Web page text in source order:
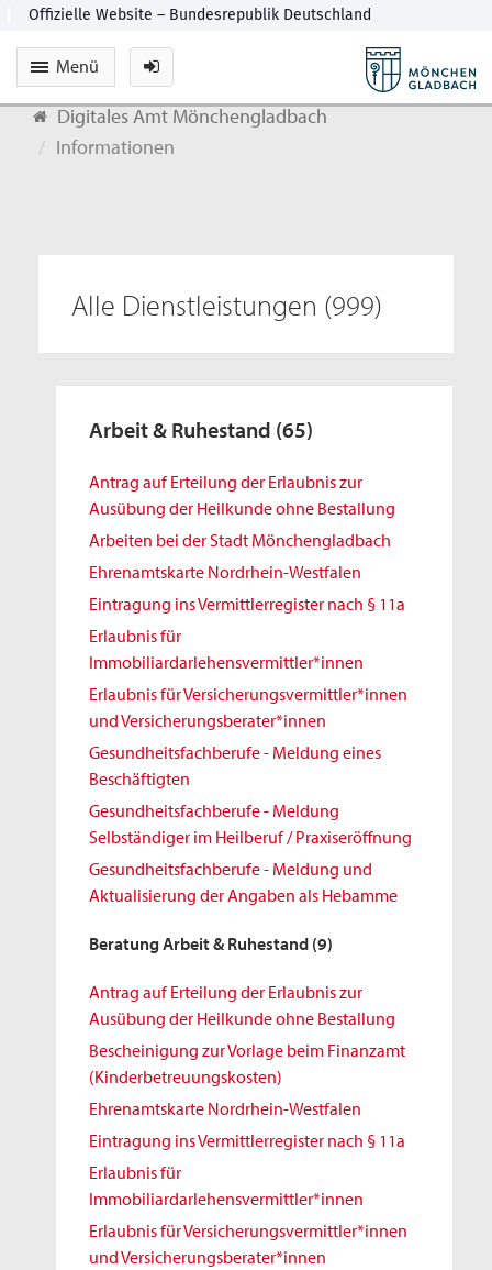
Menü
Digitales Amt Mönchengladbach
Informationen
Alle Dienstleistungen (999)
Arbeit & Ruhestand (65)
Antrag auf Erteilung der Erlaubnis zur
Ausübung der Heilkunde ohne Bestallung
Arbeiten bei der Stadt Mönchengladbach
Ehrenamtskarte Nordrhein-Westfalen
Eintragung ins Vermittlerregister nach § 11a
Erlaubnis für
Immobiliardarlehensvermittler*innen
Erlaubnis für Versicherungsvermittler*innen
und Versicherungsberater*innen
Gesundheitsfachberufe - Meldung eines
Beschäftigten
Gesundheitsfachberufe - Meldung
Selbständiger im Heilberuf / Praxiseröffnung
Gesundheitsfachberufe - Meldung und
Aktualisierung der Angaben als Hebamme
Beratung Arbeit & Ruhestand (9)
Antrag auf Erteilung der Erlaubnis zur
Ausübung der Heilkunde ohne Bestallung
Bescheinigung zur Vorlage beim Finanzamt
(Kinderbetreuungskosten)
Ehrenamtskarte Nordrhein-Westfalen
Eintragung ins Vermittlerregister nach § 11a
Erlaubnis für
Immobiliardarlehensvermittler*innen
Erlaubnis für Versicherungsvermittler*innen
und Versicherungsberater*innen